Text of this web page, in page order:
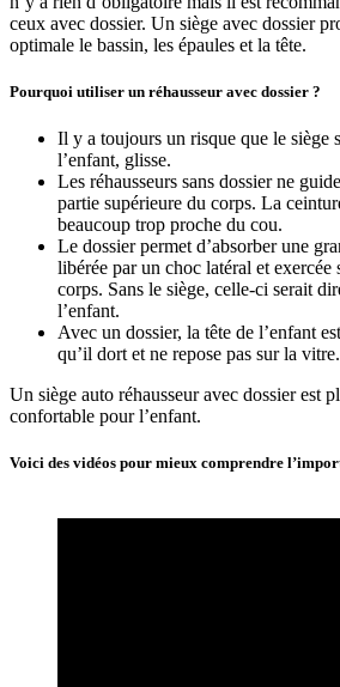
ceux avec dossier. Un siège avec dossier
optimale le bassin, les épaules et la tête.
Pourquoi utiliser un réhausseur avec dossier ?
Il y a toujours un risque que le siège
l’enfant, glisse.
Les réhausseurs sans dossier ne
partie supérieure du corps. La
beaucoup trop proche du cou.
Le dossier permet d’absorber une
libérée par un choc latéral et exercée
corps. Sans le siège, celle-ci serait
l’enfant.
Avec un dossier, la tête de l’enfant
qu’il dort et ne repose pas sur la vitre.
Un siège auto réhausseur avec dossier est
confortable pour l’enfant.
Voici des vidéos pour mieux comprendre